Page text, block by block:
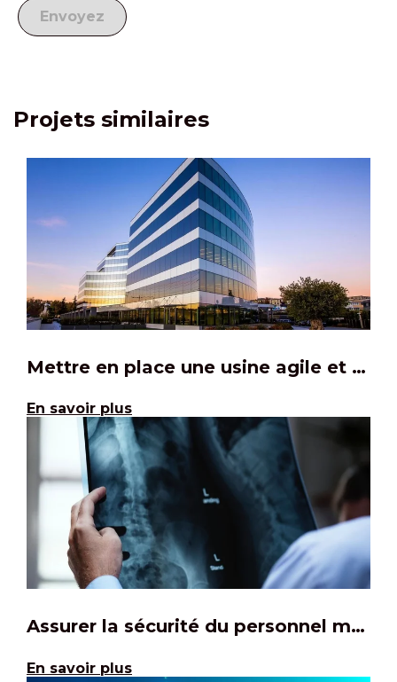
Projets similaires
Mettre en place une usine agile et robuste
En savoir plus
Assurer la sécurité du personnel médical
En savoir plus